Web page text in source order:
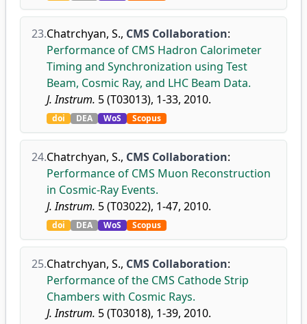
23.Chatrchyan, S., CMS Collaboration:
Performance of CMS Hadron Calorimeter
Timing and Synchronization using Test
Beam, Cosmic Ray, and LHC Beam Data.
J. Instrum. 5 (T03013), 1-33, 2010.
doi DEA WoS Scopus
24.Chatrchyan, S., CMS Collaboration:
Performance of CMS Muon Reconstruction
in Cosmic-Ray Events.
J. Instrum. 5 (T03022), 1-47, 2010.
doi DEA WoS Scopus
25.Chatrchyan, S., CMS Collaboration:
Performance of the CMS Cathode Strip
Chambers with Cosmic Rays.
J. Instrum. 5 (T03018), 1-39, 2010.